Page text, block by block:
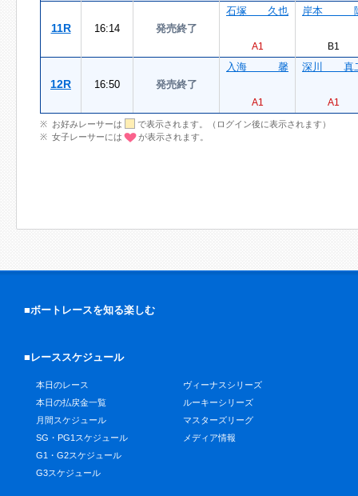
11R 16:14 発売終了
石塚 久也
A1
岸本
B1
12R 16:50 発売終了
入海 馨
A1
深川 真
A1
お好みレーサーは
で表示されます。（ログイン後に表示されます）
女子レーサーには
が表示されます。
■ボートレースを知る楽しむ
■レーススケジュール
本日のレース
本日の払戻金一覧
月間スケジュール
SG・PG1スケジュール
G1・G2スケジュール
G3スケジュール
ヴィーナスシリーズ
ルーキーシリーズ
マスターズリーグ
メディア情報